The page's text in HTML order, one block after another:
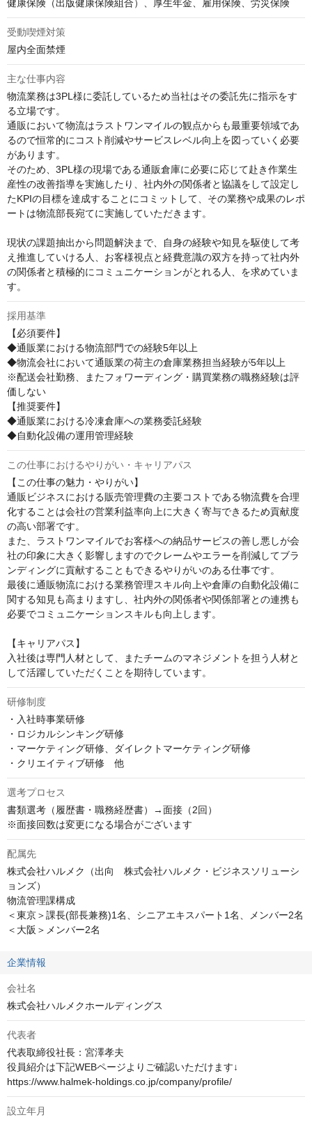
健康保険（出版健康保険組合）、厚生年金、雇用保険、労災保険
受動喫煙対策
屋内全面禁煙
主な仕事内容
物流業務は3PL様に委託しているため当社はその委託先に指示をす
る立場です。
通販において物流はラストワンマイルの観点からも最重要領域であ
るので恒常的にコスト削減やサービスレベル向上を図っていく必要
があります。
そのため、3PL様の現場である通販倉庫に必要に応じて赴き作業生
産性の改善指導を実施したり、社内外の関係者と協議をして設定し
たKPIの目標を達成することにコミットして、その業務や成果のレポ
ートは物流部長宛てに実施していただきます。
現状の課題抽出から問題解決まで、自身の経験や知見を駆使して考
え推進していける人、お客様視点と経費意識の双方を持って社内外
の関係者と積極的にコミュニケーションがとれる人、を求めていま
す。
採用基準
【必須要件】
◆通販業における物流部門での経験5年以上
◆物流会社において通販業の荷主の倉庫業務担当経験が5年以上
※配送会社勤務、またフォワーディング・購買業務の職務経験は評
価しない
【推奨要件】
◆通販業における冷凍倉庫への業務委託経験
◆自動化設備の運用管理経験
この仕事におけるやりがい・キャリアパス
【この仕事の魅力・やりがい】
通販ビジネスにおける販売管理費の主要コストである物流費を合理
化することは会社の営業利益率向上に大きく寄与できるため貢献度
の高い部署です。
また、ラストワンマイルでお客様への納品サービスの善し悪しが会
社の印象に大きく影響しますのでクレームやエラーを削減してブラ
ンディングに貢献することもできるやりがいのある仕事です。
最後に通販物流における業務管理スキル向上や倉庫の自動化設備に
関する知見も高まりますし、社内外の関係者や関係部署との連携も
必要でコミュニケーションスキルも向上します。
【キャリアパス】
入社後は専門人材として、またチームのマネジメントを担う人材と
して活躍していただくことを期待しています。
研修制度
・入社時事業研修
・ロジカルシンキング研修
・マーケティング研修、ダイレクトマーケティング研修
・クリエイティブ研修　他
選考プロセス
書類選考（履歴書・職務経歴書）→面接（2回）
※面接回数は変更になる場合がございます
配属先
株式会社ハルメク（出向　株式会社ハルメク・ビジネスソリューシ
ョンズ）
物流管理課構成
＜東京＞課長(部長兼務)1名、シニアエキスパート1名、メンバー2名
＜大阪＞メンバー2名
企業情報
会社名
株式会社ハルメクホールディングス
代表者
代表取締役社長：宮澤孝夫
役員紹介は下記WEBページよりご確認いただけます↓
https://www.halmek-holdings.co.jp/company/profile/
設立年月